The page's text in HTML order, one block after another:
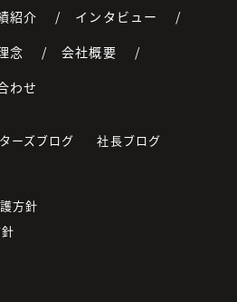
紹介
インタビュー
念
会社概要
わせ
ーズブログ
社長ブログ
方針